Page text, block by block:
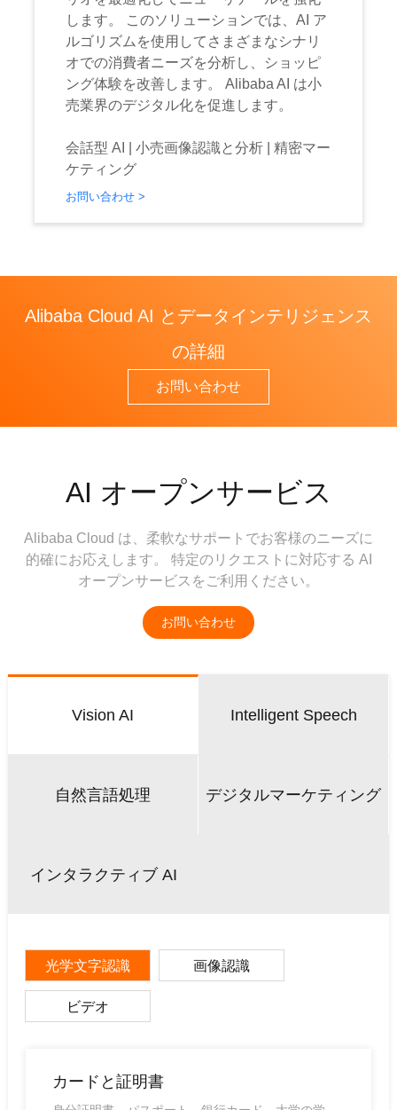
します。 このソリューションでは、AI ア
ルゴリズムを使用してさまざまなシナリ
オでの消費者ニーズを分析し、ショッピ
ング体験を改善します。 Alibaba AI は小
売業界のデジタル化を促進します。
会話型 AI | 小売画像認識と分析 | 精密マー
ケティング
お問い合わせ >
Alibaba Cloud AI とデータインテリジェンス
の詳細
お問い合わせ
AI オープンサービス
Alibaba Cloud は、柔軟なサポートでお客様のニーズに
的確にお応えします。 特定のリクエストに対応する AI
オープンサービスをご利用ください。
お問い合わせ
Vision AI Intelligent Speech
自然言語処理 デジタルマーケティング
インタラクティブ AI
光学文字認識 画像認識
ビデオ
カードと証明書